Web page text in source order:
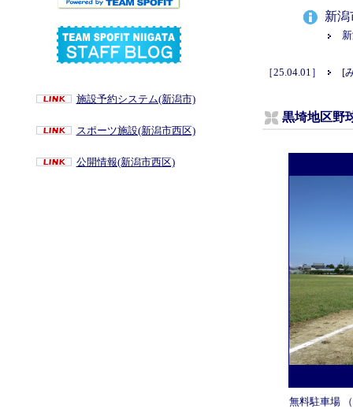
施設予約システム(新潟市)
スポーツ施設(新潟市西区)
公開情報(新潟市西区)
黒埼地区野
無料駐車場